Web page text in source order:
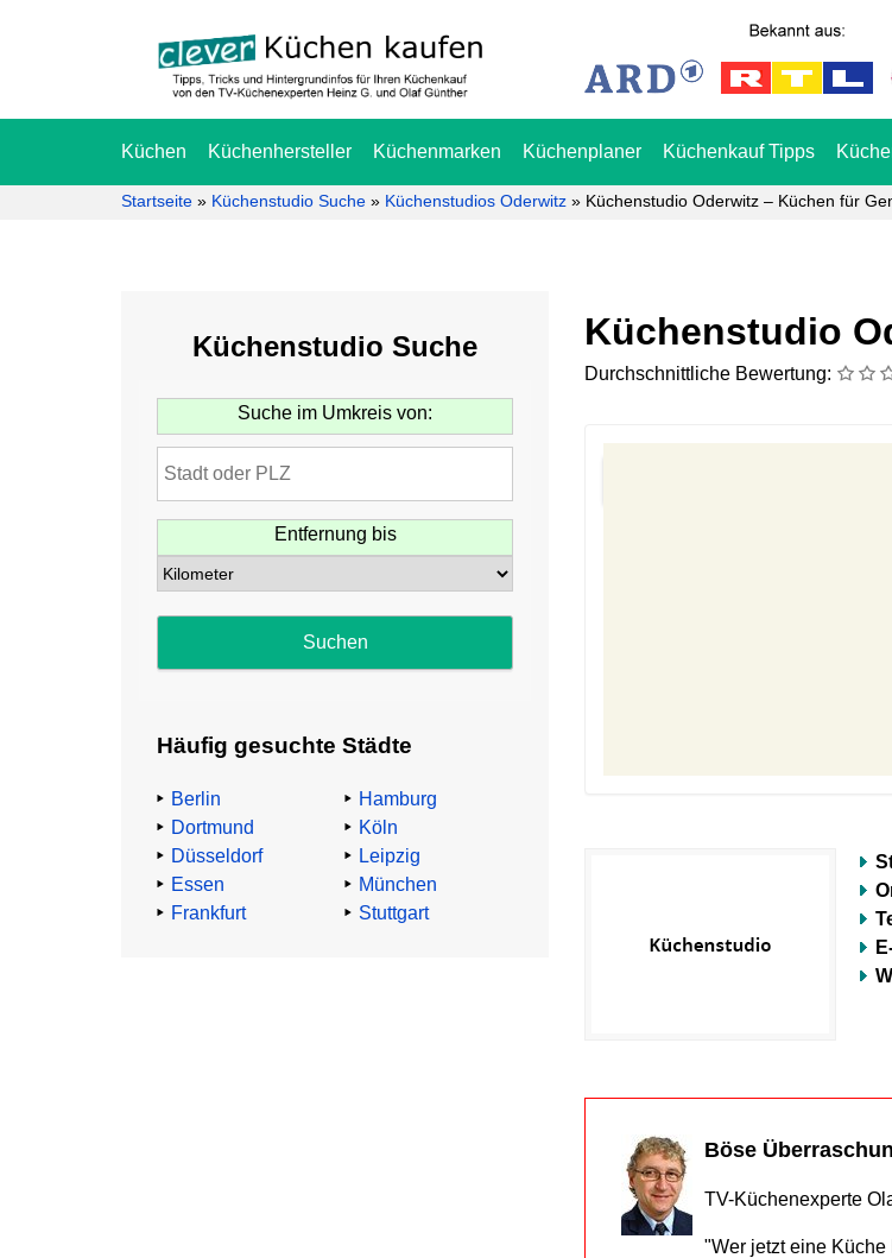
Küchen Küchenhersteller Küchenmarken Küchenplaner Küchenkauf Tipps
Startseite » Küchenstudio Suche » Küchenstudios Oderwitz » Küchenstudio Oderwitz – Küchen für
Küchenstudio Suche
Suche im Umkreis von:
Entfernung bis
Häufig gesuchte Städte
Berlin
Dortmund
Düsseldorf
Essen
Frankfurt
Hamburg
Köln
Leipzig
München
Stuttgart
Küchenstudio
Durchschnittliche Bewertung:
Böse
TV-Küchenexperte
"Wer jetzt eine